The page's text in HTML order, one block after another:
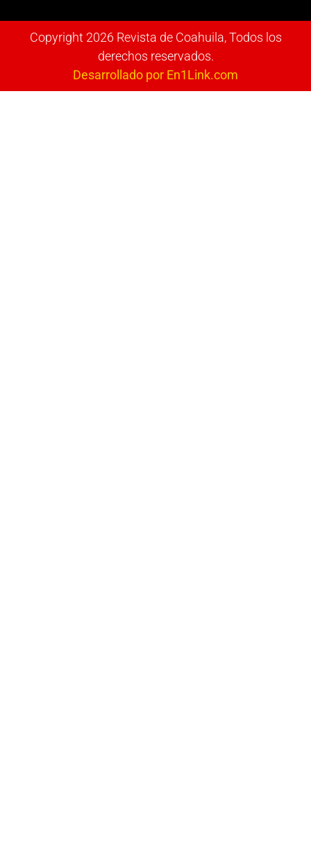
Copyright 2026 Revista de Coahuila, Todos los
derechos reservados.
Desarrollado por En1Link.com